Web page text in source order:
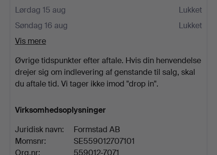
Lørdag 15 aug
Lukket
Søndag 16 aug
Lukket
Vis mere
Øvrige tidspunkter efter aftale. Hvis din henvendelse
drejer sig om indlevering af genstande til salg, skal
du aftale tid. Vi tager ikke imod "drop in".
Virksomhedsoplysninger
Juridisk navn:
Formstad AB
Momsnr:
SE559012707101
Org.nr:
559012-7071